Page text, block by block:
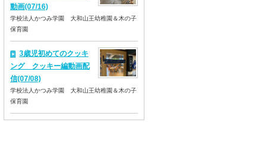
動画(07/16)
学校法人かつみ学園 大和山王幼稚園＆木の子
保育園
3歳児初めてのクッキ
ング クッキー編動画配
信(07/08)
学校法人かつみ学園 大和山王幼稚園＆木の子
保育園